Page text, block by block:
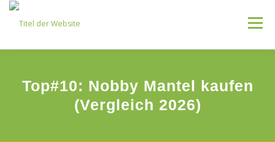
Skip
content
Menu
Top#10: Nobby Mantel kaufen
(Vergleich 2026)